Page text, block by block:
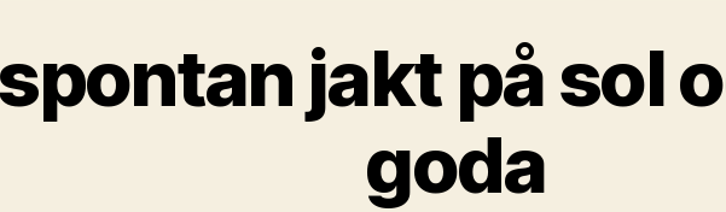
jakt på sol
goda